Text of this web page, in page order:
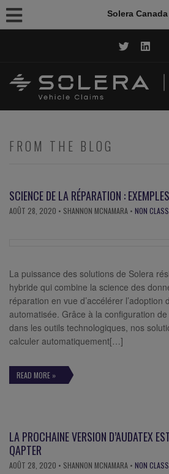
Solera Canada
FROM THE BLOG
SCIENCE DE LA RÉPARATION :
AOÛT 28, 2020 • SHANNON MCNAMARA • NON
La puissance des solutions de Solera
hybride qui combine la science des
réparation en vue d’accélérer l’adoption
automatisée. Grâce à la configuration
dans les outils technologiques, nos
calculer automatiquement[…]
READ MORE »
LA PROCHAINE VERSION D’AUDATEX
QAPTER
AOÛT 28, 2020 • SHANNON MCNAMARA • NON